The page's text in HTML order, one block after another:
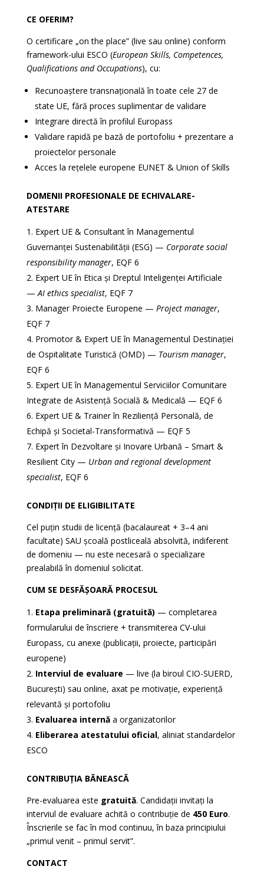
CE OFERIM?
O certificare „on the place” (live sau online) conform
framework-ului ESCO (European Skills, Competences,
Qualifications and Occupations), cu:
Recunoaștere transnațională în toate cele 27 de
state UE, fără proces suplimentar de validare
Integrare directă în profilul Europass
Validare rapidă pe bază de portofoliu + prezentare a
proiectelor personale
Acces la rețelele europene EUNET & Union of Skills
DOMENII PROFESIONALE DE ECHIVALARE-
ATESTARE
Expert UE & Consultant în Managementul
Guvernanței Sustenabilității (ESG) — Corporate social
responsibility manager, EQF 6
Expert UE în Etica și Dreptul Inteligenței Artificiale
—AI ethics specialist, EQF 7
Manager Proiecte Europene — Project manager,
EQF 7
Promotor & Expert UE în Managementul Destinației
de Ospitalitate Turistică (OMD) — Tourism manager,
EQF 6
Expert UE în Managementul Serviciilor Comunitare
Integrate de Asistență Socială & Medicală — EQF 6
Expert UE & Trainer în Reziliență Personală, de
Echipă și Societal-Transformativă — EQF 5
Expert în Dezvoltare și Inovare Urbană – Smart &
Resilient City — Urban and regional development
specialist, EQF 6
CONDIȚII DE ELIGIBILITATE
Cel puțin studii de licență (bacalaureat + 3–4 ani
facultate) SAU școală postliceală absolvită, indiferent
de domeniu — nu este necesară o specializare
prealabilă în domeniul solicitat.
CUM SE DESFĂȘOARĂ PROCESUL
Etapa preliminară (gratuită) — completarea
formularului de înscriere + transmiterea CV-ului
Europass, cu anexe (publicații, proiecte, participări
europene)
Interviul de evaluare — live (la biroul CIO-SUERD,
București) sau online, axat pe motivație, experiență
relevantă și portofoliu
Evaluarea internăa organizatorilor
Eliberarea atestatului oficial, aliniat standardelor
ESCO
CONTRIBUȚIA BĂNEASCĂ
Pre-evaluarea este gratuită. Candidații invitați la
interviul de evaluare achită o contribuție de 450 Euro.
Înscrierile se fac în mod continuu, în baza principiului
„primul venit – primul servit”.
CONTACT